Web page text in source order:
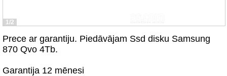
1/2
Prece ar garantiju. Piedāvājam Ssd disku Samsung
870 Qvo 4Tb.
Garantija 12 mēnesi